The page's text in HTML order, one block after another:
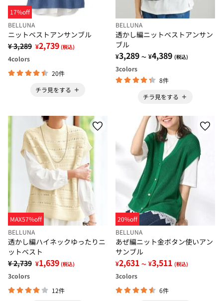
17%off
BELLUNA
ニットベストアンサンブル
¥ 3,289 ¥2,739 (税込)
4colors
20件
チラ見をする
BELLUNA
透かし編ニットベストアンサン
ブル
¥3,289 ～ ¥4,389 (税込)
3colors
8件
チラ見をする
MAX57%off
BELLUNA
透かし編ハイネックゆったりニ
ットベスト
¥ 2,739 ¥1,639 (税込)
3colors
12件
20%off
BELLUNA
あぜ編ニット金ボタン使いアン
サンブル
¥2,631 ～ ¥3,511 (税込)
3colors
6件